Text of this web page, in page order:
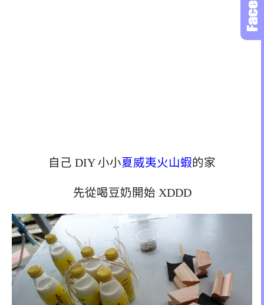
自己 DIY 小小夏威夷火山蝦的家
先從喝豆奶開始 XDDD